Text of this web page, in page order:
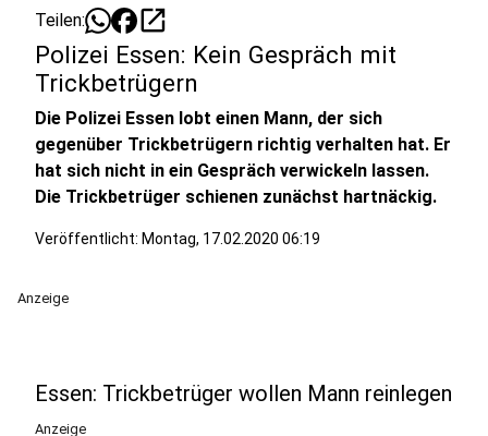
Teilen: open_in_new
Polizei Essen: Kein Gespräch mit
Trickbetrügern
Die Polizei Essen lobt einen Mann, der sich
gegenüber Trickbetrügern richtig verhalten hat. Er
hat sich nicht in ein Gespräch verwickeln lassen.
Die Trickbetrüger schienen zunächst hartnäckig.
Veröffentlicht: Montag, 17.02.2020 06:19
Anzeige
Essen: Trickbetrüger wollen Mann reinlegen
Anzeige